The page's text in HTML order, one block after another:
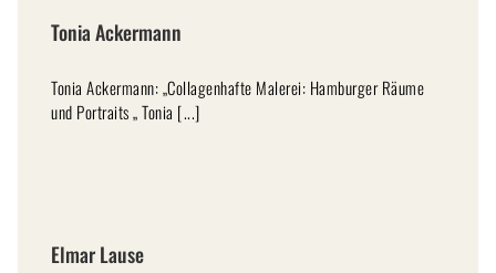
Tonia Ackermann
Tonia Ackermann: „Collagenhafte Malerei: Hamburger Räume
und Portraits „ Tonia [...]
Elmar Lause